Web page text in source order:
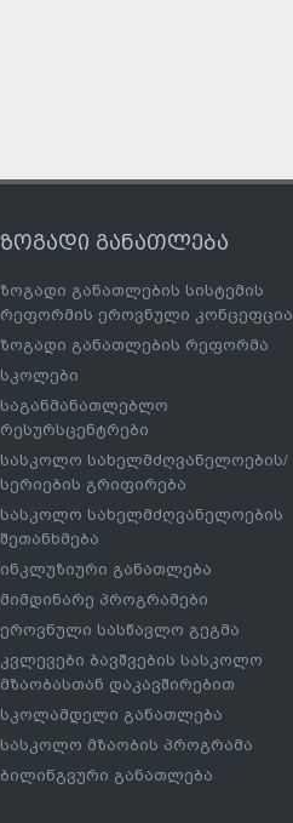
ზოგადი განათლება
ზოგადი განათლების სისტემის
რეფორმის ეროვნული კონცეფცია
ზოგადი განათლების რეფორმა
სკოლები
საგანმანათლებლო
რესურსცენტრები
სასკოლო სახელმძღვანელოების/
სერიების გრიფირება
სასკოლო სახელმძღვანელოების
შეთანხმება
ინკლუზიური განათლება
მიმდინარე პროგრამები
ეროვნული სასწავლო გეგმა
კვლევები ბავშვების სასკოლო
მზაობასთან დაკავშირებით
სკოლამდელი განათლება
სასკოლო მზაობის პროგრამა
ბილინგვური განათლება